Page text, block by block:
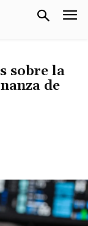
sobre la
de